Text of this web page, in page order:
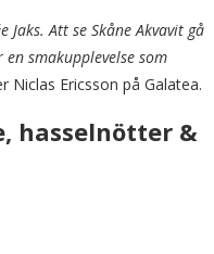
Att se Skåne Akvavit gå
smakupplevelse som
Niclas Ericsson på Galatea.
hasselnötter &